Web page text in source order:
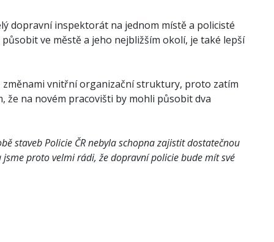
dopravní inspektorát na jednom místě a policisté
ve městě a jeho nejbližším okolí, je také lepší
změnami vnitřní organizační struktury, proto zatím
že na novém pracovišti by mohli působit dva
staveb Policie ČR nebyla schopna zajistit dostatečnou
proto velmi rádi, že dopravní policie bude mít své